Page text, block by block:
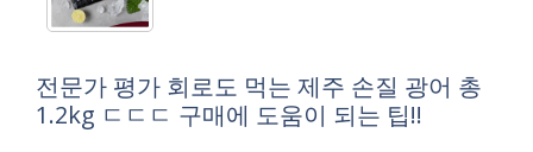
전문가 평가 회로도 먹는 제주 손질 광어 총
1.2kg ㄷㄷㄷ 구매에 도움이 되는 팁!!